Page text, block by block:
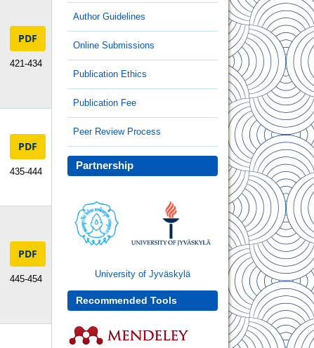
Author Guidelines
Online Submissions
Publication Ethics
Publication Fee
Peer Review Process
Partnership
University of Jyväskylä
Recommended Tools
PDF
421-434
PDF
435-444
PDF
445-454